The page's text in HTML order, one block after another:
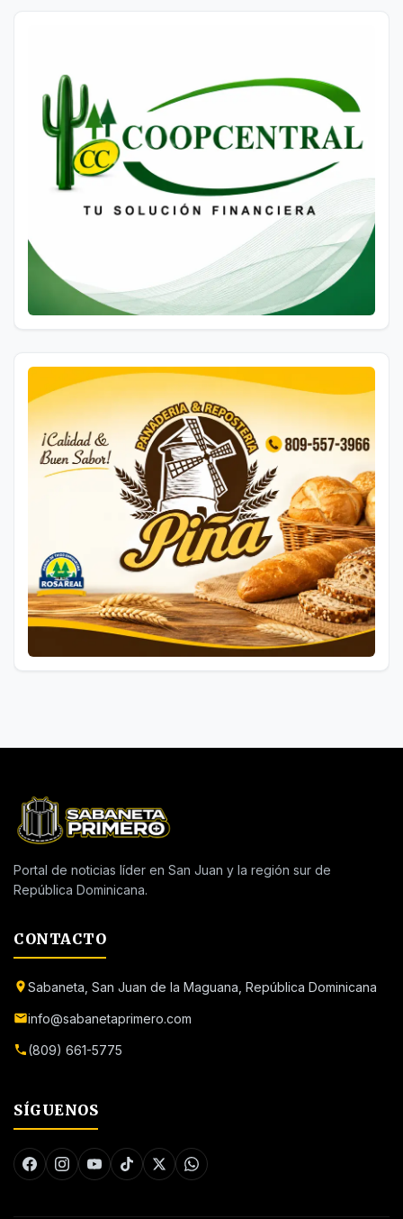
Portal de noticias líder en San Juan y la región sur de
República Dominicana.
CONTACTO
Sabaneta, San Juan de la Maguana, República Dominicana
info@sabanetaprimero.com
(809) 661-5775
SÍGUENOS